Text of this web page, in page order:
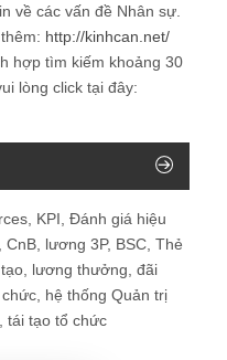
về các vấn đề Nhân sự
http://kinhcan.net/
hợp tìm kiếm khoảng 30
lòng click tại đây:
KPI, Đánh giá hiệu
lương 3P, BSC, Thẻ
lương thưởng, đãi
hệ thống Quản trị
tái tạo tổ chức